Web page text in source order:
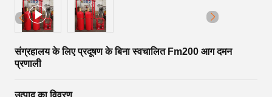
संग्रहालय के लिए प्रदूषण के बिना स्वचालित Fm200 आग दमन
प्रणाली
उत्पाद का विवरण